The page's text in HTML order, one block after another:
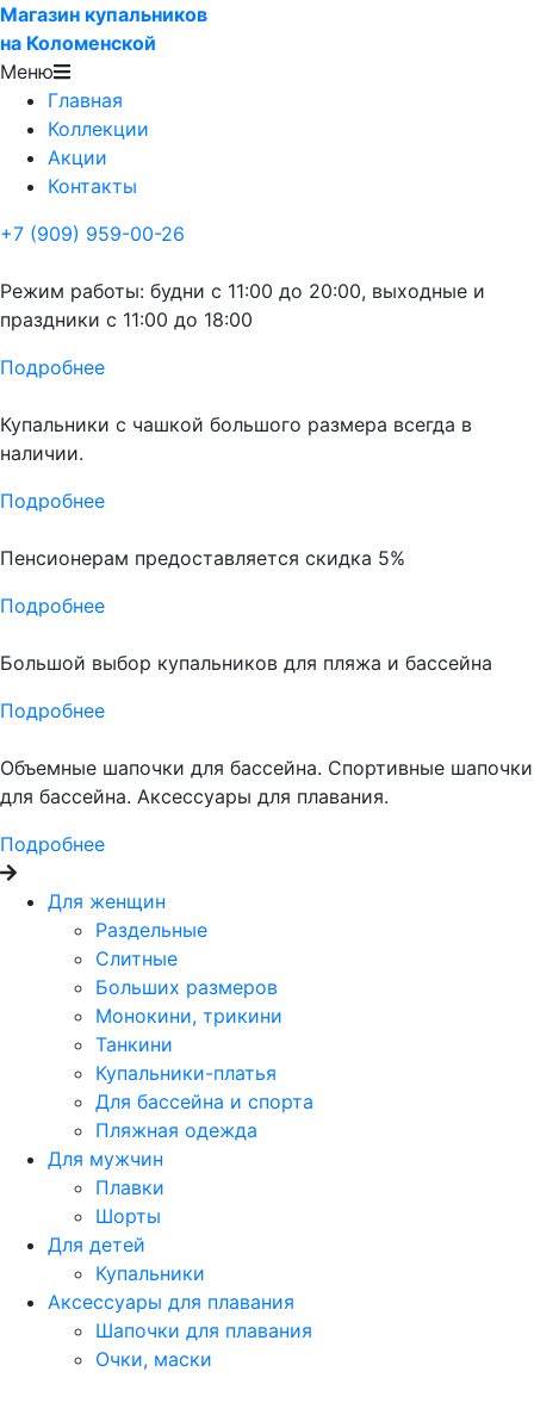
Магазин купальников
на Коломенской
Меню
Главная
Коллекции
Акции
Контакты
+7 (909) 959-00-26
Режим работы: будни с 11:00 до 20:00, выходные и
праздники с 11:00 до 18:00
Подробнее
Купальники с чашкой большого размера всегда в
наличии.
Подробнее
Пенсионерам предоставляется скидка 5%
Подробнее
Большой выбор купальников для пляжа и бассейна
Подробнее
Объемные шапочки для бассейна. Спортивные шапочки
для бассейна. Аксессуары для плавания.
Подробнее
Для женщин
Раздельные
Слитные
Больших размеров
Монокини, трикини
Танкини
Купальники-платья
Для бассейна и спорта
Пляжная одежда
Для мужчин
Плавки
Шорты
Для детей
Купальники
Аксессуары для плавания
Шапочки для плавания
Очки, маски